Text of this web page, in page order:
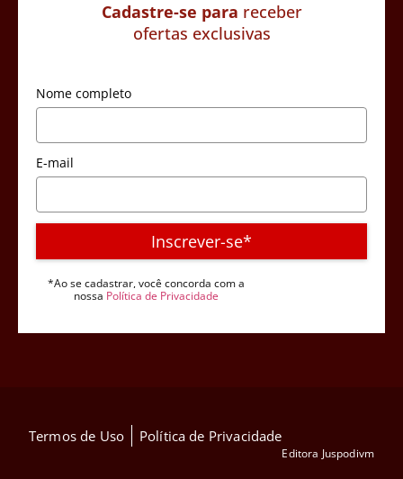
Cadastre-se para receber
ofertas exclusivas
Nome completo
E-mail
Inscrever-se*
*Ao se cadastrar, você concorda com a
nossa Política de Privacidade
Termos de Uso Política de Privacidade
Editora Juspodivm